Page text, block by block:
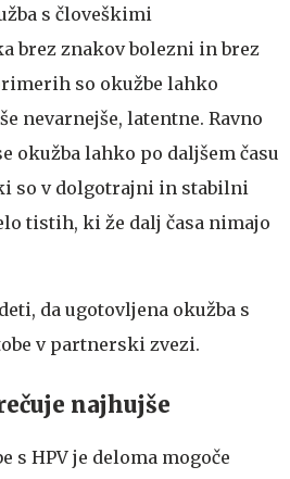
s človeškimi
brez znakov bolezni in brez
so okužbe lahko
nevarnejše, latentne. Ravno
okužba lahko po daljšem času
so v dolgotrajni in stabilni
tistih, ki že dalj časa nimajo
da ugotovljena okužba s
v partnerski zvezi.
najhujše
s HPV je deloma mogoče